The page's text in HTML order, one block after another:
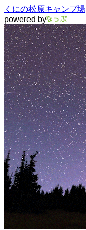
くにの松原キャンプ場
powered by